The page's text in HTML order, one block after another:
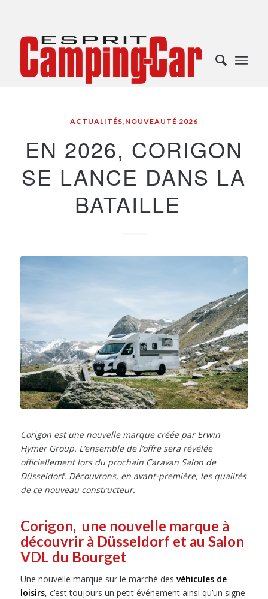
ACTUALITÉS, NOUVEAUTÉ 2026
EN 2026, CORIGON
SE LANCE DANS LA
BATAILLE
Corigon est une nouvelle marque créée par Erwin
Hymer Group. L’ensemble de l’offre sera révélée
officiellement lors du prochain Caravan Salon de
Düsseldorf. Découvrons, en avant-première, les qualités
de ce nouveau constructeur.
Corigon, une nouvelle marque à
découvrir à Düsseldorf et au Salon
VDL du Bourget
Une nouvelle marque sur le marché des véhicules de
loisirs, c’est toujours un petit événement ainsi qu’un signe